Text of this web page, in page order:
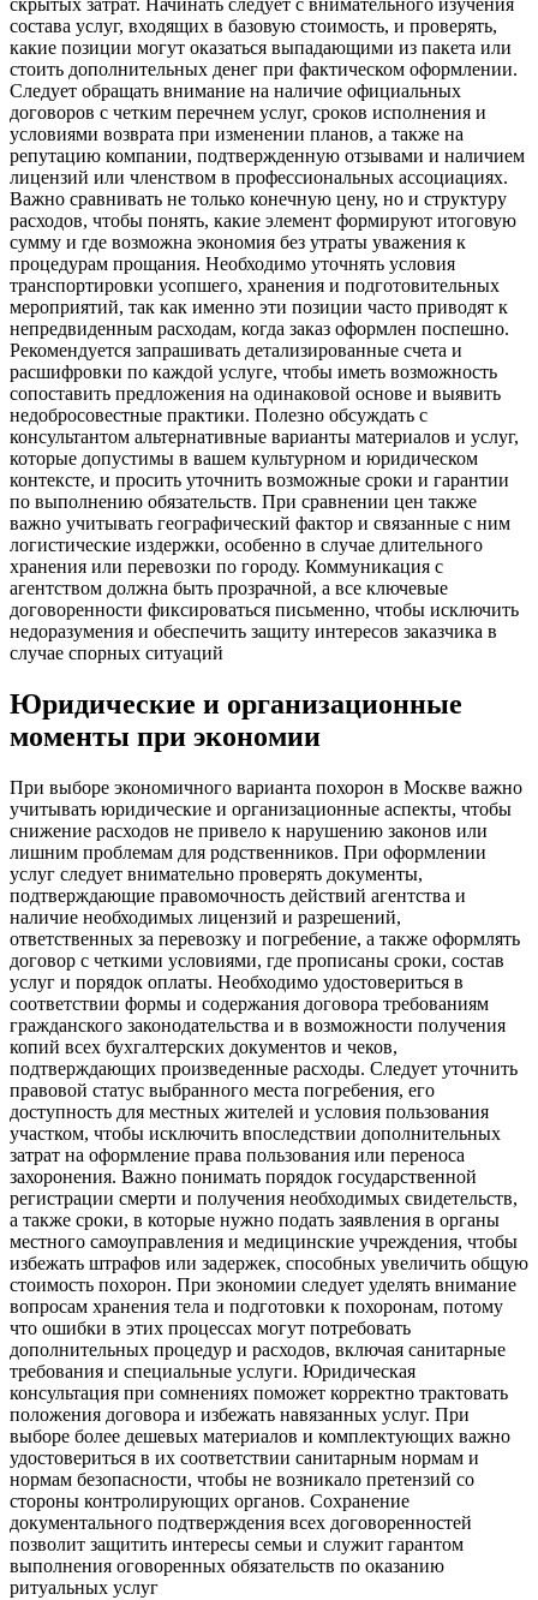
скрытых затрат. Начинать следует с внимательного изучения
состава услуг, входящих в базовую стоимость, и проверять,
какие позиции могут оказаться выпадающими из пакета или
стоить дополнительных денег при фактическом оформлении.
Следует обращать внимание на наличие официальных
договоров с четким перечнем услуг, сроков исполнения и
условиями возврата при изменении планов, а также на
репутацию компании, подтвержденную отзывами и наличием
лицензий или членством в профессиональных ассоциациях.
Важно сравнивать не только конечную цену, но и структуру
расходов, чтобы понять, какие элемент формируют итоговую
сумму и где возможна экономия без утраты уважения к
процедурам прощания. Необходимо уточнять условия
транспортировки усопшего, хранения и подготовительных
мероприятий, так как именно эти позиции часто приводят к
непредвиденным расходам, когда заказ оформлен поспешно.
Рекомендуется запрашивать детализированные счета и
расшифровки по каждой услуге, чтобы иметь возможность
сопоставить предложения на одинаковой основе и выявить
недобросовестные практики. Полезно обсуждать с
консультантом альтернативные варианты материалов и услуг,
которые допустимы в вашем культурном и юридическом
контексте, и просить уточнить возможные сроки и гарантии
по выполнению обязательств. При сравнении цен также
важно учитывать географический фактор и связанные с ним
логистические издержки, особенно в случае длительного
хранения или перевозки по городу. Коммуникация с
агентством должна быть прозрачной, а все ключевые
договоренности фиксироваться письменно, чтобы исключить
недоразумения и обеспечить защиту интересов заказчика в
случае спорных ситуаций
Юридические и организационные
моменты при экономии
При выборе экономичного варианта похорон в Москве важно
учитывать юридические и организационные аспекты, чтобы
снижение расходов не привело к нарушению законов или
лишним проблемам для родственников. При оформлении
услуг следует внимательно проверять документы,
подтверждающие правомочность действий агентства и
наличие необходимых лицензий и разрешений,
ответственных за перевозку и погребение, а также оформлять
договор с четкими условиями, где прописаны сроки, состав
услуг и порядок оплаты. Необходимо удостовериться в
соответствии формы и содержания договора требованиям
гражданского законодательства и в возможности получения
копий всех бухгалтерских документов и чеков,
подтверждающих произведенные расходы. Следует уточнить
правовой статус выбранного места погребения, его
доступность для местных жителей и условия пользования
участком, чтобы исключить впоследствии дополнительных
затрат на оформление права пользования или переноса
захоронения. Важно понимать порядок государственной
регистрации смерти и получения необходимых свидетельств,
а также сроки, в которые нужно подать заявления в органы
местного самоуправления и медицинские учреждения, чтобы
избежать штрафов или задержек, способных увеличить общую
стоимость похорон. При экономии следует уделять внимание
вопросам хранения тела и подготовки к похоронам, потому
что ошибки в этих процессах могут потребовать
дополнительных процедур и расходов, включая санитарные
требования и специальные услуги. Юридическая
консультация при сомнениях поможет корректно трактовать
положения договора и избежать навязанных услуг. При
выборе более дешевых материалов и комплектующих важно
удостовериться в их соответствии санитарным нормам и
нормам безопасности, чтобы не возникало претензий со
стороны контролирующих органов. Сохранение
документального подтверждения всех договоренностей
позволит защитить интересы семьи и служит гарантом
выполнения оговоренных обязательств по оказанию
ритуальных услуг